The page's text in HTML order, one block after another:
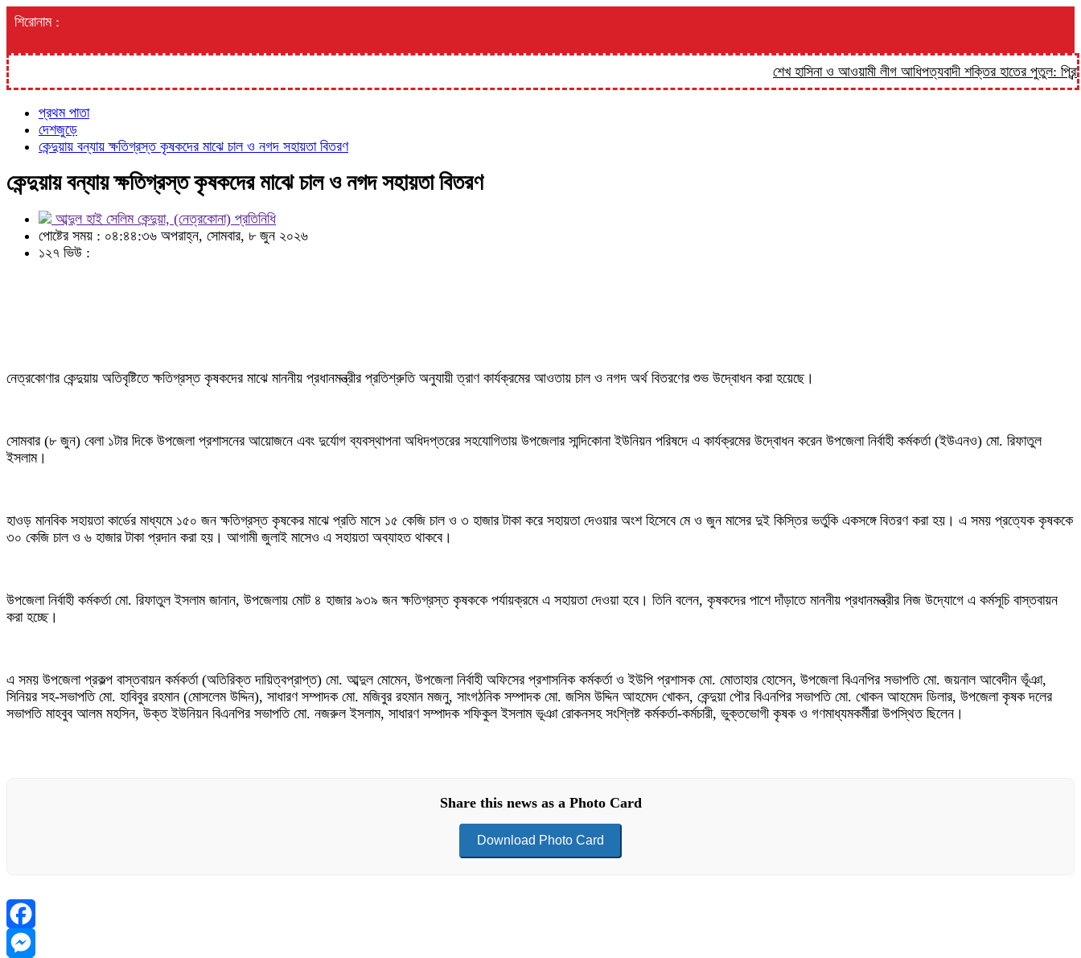
শিরোনাম :
শেখ হাসিনা ও আওয়ামী লীগ আধিপত্যবাদী শক্তির হাতের পুতুল: প্রিন্স
প্রথম পাতা
দেশজুড়ে
কেন্দুয়ায় বন্যায় ক্ষতিগ্রস্ত কৃষকদের মাঝে চাল ও নগদ সহায়তা বিতরণ
কেন্দুয়ায় বন্যায় ক্ষতিগ্রস্ত কৃষকদের মাঝে চাল ও নগদ সহায়তা বিতরণ
আব্দুল হাই সেলিম কেন্দুয়া, (নেত্রকোনা) প্রতিনিধি
পোষ্টের সময় : ০৪:৪৪:৩৬ অপরাহ্ন, সোমবার, ৮ জুন ২০২৬
১২৭ ভিউ :
নেত্রকোণার কেন্দুয়ায় অতিবৃষ্টিতে ক্ষতিগ্রস্ত কৃষকদের মাঝে মাননীয় প্রধানমন্ত্রীর প্রতিশ্রুতি অনুযায়ী ত্রাণ কার্যক্রমের আওতায় চাল ও নগদ অর্থ বিতরণের শুভ উদ্বোধন করা হয়েছে।
সোমবার (৮ জুন) বেলা ১টার দিকে উপজেলা প্রশাসনের আয়োজনে এবং দুর্যোগ ব্যবস্থাপনা অধিদপ্তরের সহযোগিতায় উপজেলার সান্দিকোনা ইউনিয়ন পরিষদে এ কার্যক্রমের উদ্বোধন করেন উপজেলা নির্বাহী কর্মকর্তা (ইউএনও) মো. রিফাতুল
ইসলাম।
হাওড় মানবিক সহায়তা কার্ডের মাধ্যমে ১৫০ জন ক্ষতিগ্রস্ত কৃষকের মাঝে প্রতি মাসে ১৫ কেজি চাল ও ৩ হাজার টাকা করে সহায়তা দেওয়ার অংশ হিসেবে মে ও জুন মাসের দুই কিস্তির ভর্তুকি একসঙ্গে বিতরণ করা হয়। এ সময় প্রত্যেক কৃষককে
৩০ কেজি চাল ও ৬ হাজার টাকা প্রদান করা হয়। আগামী জুলাই মাসেও এ সহায়তা অব্যাহত থাকবে।
উপজেলা নির্বাহী কর্মকর্তা মো. রিফাতুল ইসলাম জানান, উপজেলায় মোট ৪ হাজার ৯৩৯ জন ক্ষতিগ্রস্ত কৃষককে পর্যায়ক্রমে এ সহায়তা দেওয়া হবে। তিনি বলেন, কৃষকদের পাশে দাঁড়াতে মাননীয় প্রধানমন্ত্রীর নিজ উদ্যোগে এ কর্মসূচি বাস্তবায়ন
করা হচ্ছে।
এ সময় উপজেলা প্রকল্প বাস্তবায়ন কর্মকর্তা (অতিরিক্ত দায়িত্বপ্রাপ্ত) মো. আব্দুল মোমেন, উপজেলা নির্বাহী অফিসের প্রশাসনিক কর্মকর্তা ও ইউপি প্রশাসক মো. মোতাহার হোসেন, উপজেলা বিএনপির সভাপতি মো. জয়নাল আবেদীন ভূঁঞা,
সিনিয়র সহ-সভাপতি মো. হাবিবুর রহমান (মোসলেম উদ্দিন), সাধারণ সম্পাদক মো. মজিবুর রহমান মজনু, সাংগঠনিক সম্পাদক মো. জসিম উদ্দিন আহমেদ খোকন, কেন্দুয়া পৌর বিএনপির সভাপতি মো. খোকন আহমেদ ডিলার, উপজেলা কৃষক দলের
সভাপতি মাহবুব আলম মহসিন, উক্ত ইউনিয়ন বিএনপির সভাপতি মো. নজরুল ইসলাম, সাধারণ সম্পাদক শফিকুল ইসলাম ভূঞা রোকনসহ সংশ্লিষ্ট কর্মকর্তা-কর্মচারী, ভুক্তভোগী কৃষক ও গণমাধ্যমকর্মীরা উপস্থিত ছিলেন।
Share this news as a Photo Card
Download Photo Card
Facebook